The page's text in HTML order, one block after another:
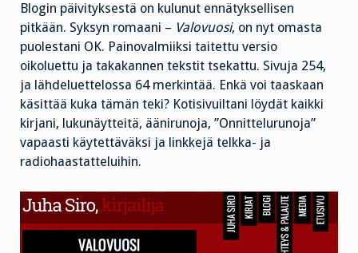
Blogin päivityksestä on kulunut ennätyksellisen
pitkään. Syksyn romaani – Valovuosi, on nyt omasta
puolestani OK. Painovalmiiksi taitettu versio
oikoluettu ja takakannen tekstit tsekattu. Sivuja 254,
ja lähdeluettelossa 64 merkintää. Enkä voi taaskaan
käsittää kuka tämän teki? Kotisivuiltani löydät kaikki
kirjani, lukunäytteitä, äänirunoja, ”Onnittelurunoja”
vapaasti käytettäväksi ja linkkejä telkka- ja
radiohaastatteluihin.